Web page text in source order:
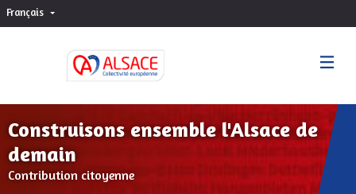
Français Choisir la langue
Construisons ensemble l'Alsace de
demain
Contribution citoyenne